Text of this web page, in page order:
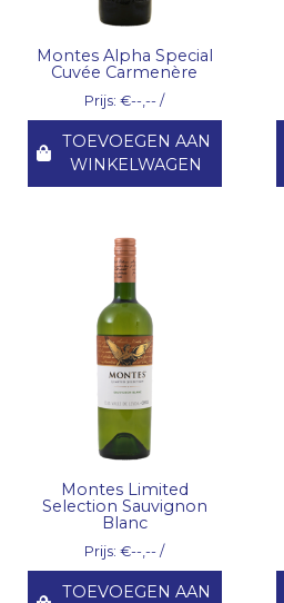
Montes Alpha Special
Cuvée Carmenère
Prijs: €--,-- /
TOEVOEGEN AAN
WINKELWAGEN
Montes Limited
Selection Sauvignon
Blanc
Prijs: €--,-- /
TOEVOEGEN AAN